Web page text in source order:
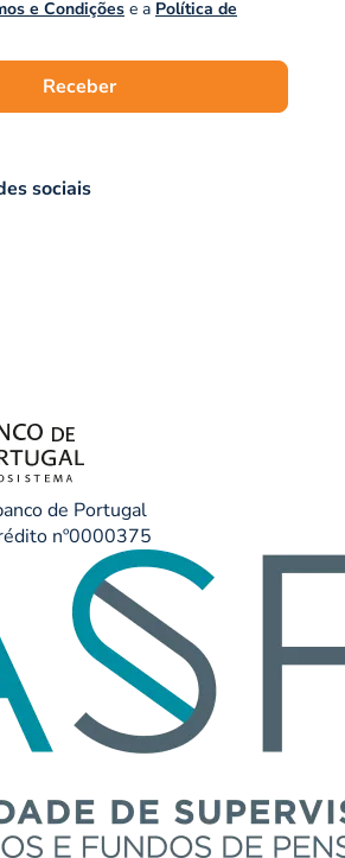
e Condições e a Política de
Receber
sociais
de Portugal
nº0000375